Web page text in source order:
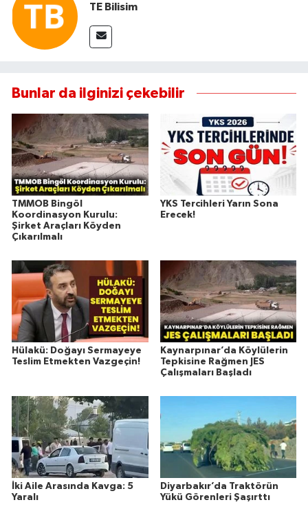
TE Bilisim
Bunlar da ilginizi çekebilir
TMMOB Bingöl
Koordinasyon Kurulu:
Şirket Araçları Köyden
Çıkarılmalı
YKS Tercihleri Yarın Sona
Erecek!
Hülakü: Doğayı Sermayeye
Teslim Etmekten Vazgeçin!
Kaynarpınar’da Köylülerin
Tepkisine Rağmen JES
Çalışmaları Başladı
İki Aile Arasında Kavga: 5
Yaralı
Diyarbakır’da Traktörün
Yükü Görenleri Şaşırttı